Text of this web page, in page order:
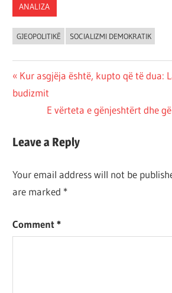
ANALIZA
GJEOPOLITIKË SOCIALIZMI DEMOKRATIK
Post
navigation
Previous
Post:
Kur asgjëja është, kupto që të dua:
budizmit
Next
E vërteta e gënjeshtërt dhe
Leave a Reply
Your email address will not be
are marked *
Comment*